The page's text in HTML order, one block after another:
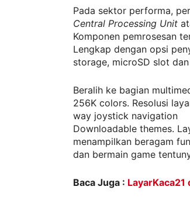
Pada sektor performa,
Central Processing Unit
Komponen pemrosesan
Lengkap dengan opsi
storage, microSD slot
Beralih ke bagian
256K colors. Resolusi
way joystick navigation
Downloadable themes.
menampilkan beragam
dan bermain game
Baca Juga :